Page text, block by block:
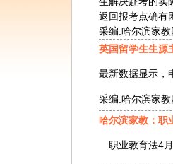
返回报考点确有
采编:哈尔滨家
英国留学生生源
最新数据显示，
采编:哈尔滨家
哈尔滨家教：职
职业教育法4